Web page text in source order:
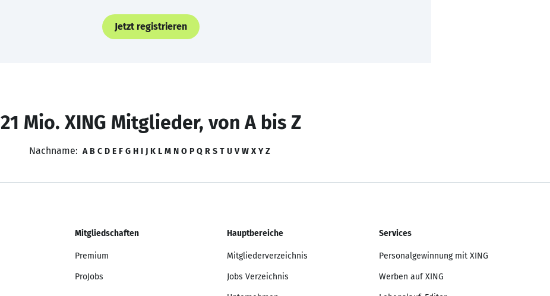
Jetzt registrieren
21 Mio. XING Mitglieder, von A bis Z
Nachname: A B C D E F G H I J K L M N O P Q R S T U V W X Y Z
Mitgliedschaften
Premium
ProJobs
Hauptbereiche
Mitgliederverzeichnis
Jobs Verzeichnis
Services
Personalgewinnung mit XING
Werben auf XING